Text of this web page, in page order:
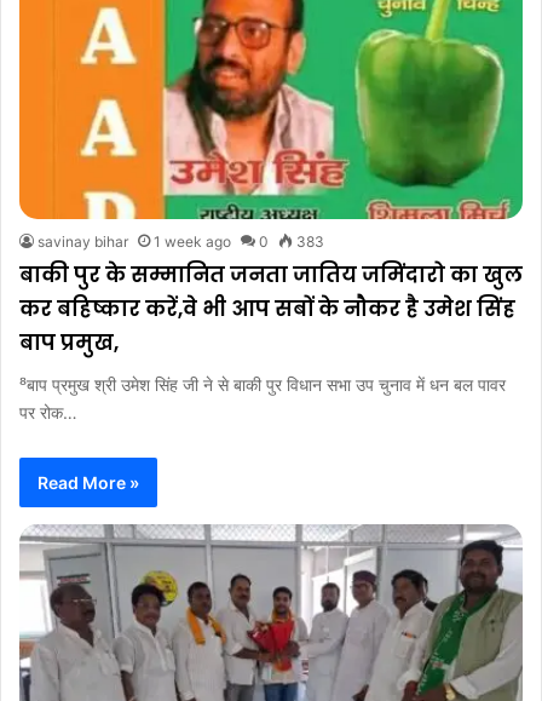
savinay bihar 1 week ago 0 383
बाकी पुर के सम्मानित जनता जातिय जमिंदारो का खुल
कर बहिष्कार करें,वे भी आप सबों के नौकर है उमेश सिंह
बाप प्रमुख,
⁸बाप प्रमुख श्री उमेश सिंह जी ने से बाकी पुर विधान सभा उप चुनाव में धन बल पावर
पर रोक…
Read More »